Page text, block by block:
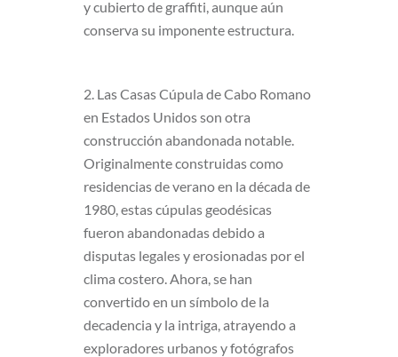
y cubierto de graffiti, aunque aún
conserva su imponente estructura.
2. Las Casas Cúpula de Cabo Romano
en Estados Unidos son otra
construcción abandonada notable.
Originalmente construidas como
residencias de verano en la década de
1980, estas cúpulas geodésicas
fueron abandonadas debido a
disputas legales y erosionadas por el
clima costero. Ahora, se han
convertido en un símbolo de la
decadencia y la intriga, atrayendo a
exploradores urbanos y fotógrafos